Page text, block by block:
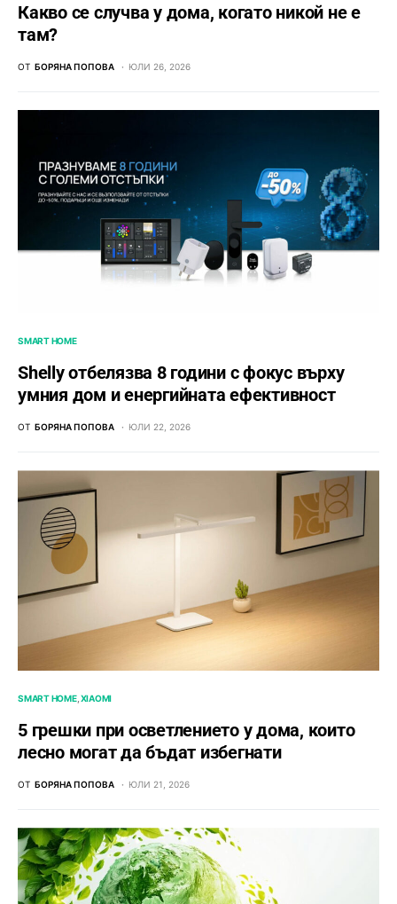
Какво се случва у дома, когато никой не е
там?
ОТ БОРЯНА ПОПОВА ЮЛИ 26, 2026
SMART HOME
Shelly отбелязва 8 години с фокус върху
умния дом и енергийната ефективност
ОТ БОРЯНА ПОПОВА ЮЛИ 22, 2026
SMART HOME XIAOMI
5 грешки при осветлението у дома, които
лесно могат да бъдат избегнати
ОТ БОРЯНА ПОПОВА ЮЛИ 21, 2026